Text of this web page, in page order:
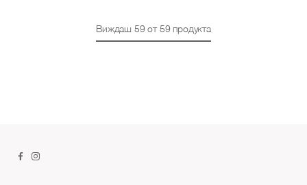
Виждаш 59от 59продукта